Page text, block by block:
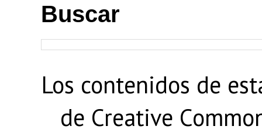
Buscar
Los contenidos de
de Creative